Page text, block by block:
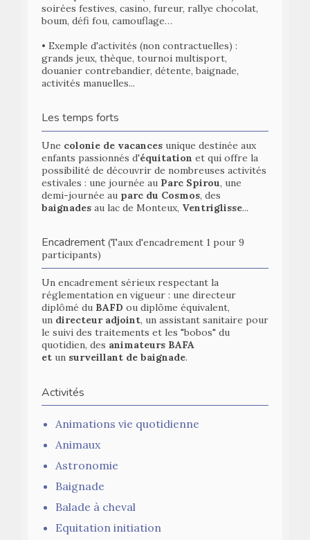
soirées festives, casino, fureur, rallye chocolat,
boum, défi fou, camouflage…
• Exemple d'activités (non contractuelles) :
grands jeux, thèque, tournoi multisport,
douanier contrebandier, détente, baignade,
activités manuelles...
Les temps forts
Une colonie de vacances unique destinée aux
enfants passionnés d'équitation et qui offre la
possibilité de découvrir de nombreuses activités
estivales : une journée au Parc Spirou, une
demi-journée au parc du Cosmos, des
baignades au lac de Monteux, Ventriglisse...
Encadrement (Taux d'encadrement 1 pour 9
participants)
Un encadrement sérieux respectant la
réglementation en vigueur : une directeur
diplômé du BAFD ou diplôme équivalent,
un directeur adjoint, un assistant sanitaire pour
le suivi des traitements et les "bobos" du
quotidien, des animateurs BAFA
et un surveillant de baignade.
Activités
Animations vie quotidienne
Animaux
Astronomie
Baignade
Balade à cheval
Equitation initiation